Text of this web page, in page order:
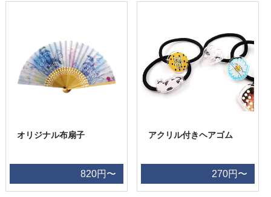
オリジナル布扇子
820円〜
アクリル付きヘアゴム
270円〜